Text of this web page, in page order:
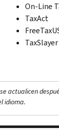
On-Line
TaxAct
FreeTax
TaxSlayer
actualicen
idioma.